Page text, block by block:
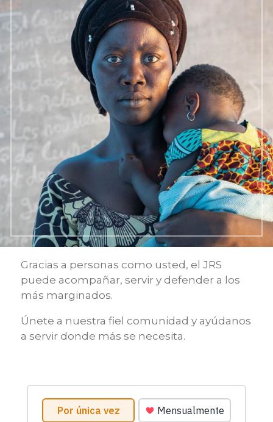
here
Gracias a personas como usted, el JRS
puede acompañar, servir y defender a los
más marginados.
Únete a nuestra fiel comunidad y ayúdanos
a servir donde más se necesita.